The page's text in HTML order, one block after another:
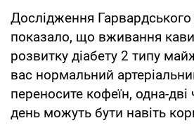
Дослідження Гарвардського
показало, що вживання
розвитку діабету 2 типу
вас нормальний
переносите кофеїн, одна-
день можуть бути навіть